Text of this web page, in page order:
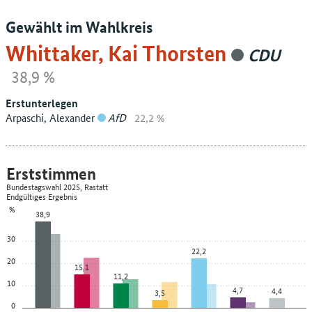
Gewählt im Wahlkreis
Whittaker, Kai Thorsten
CDU
38,9 %
Erstunterlegen
Arpaschi, Alexander AfD 22,2 %
0
10
20
30
% 38,9
15,1
11,2
3,5
22,2
4,7 4,4
Erststimmen
Bundestagswahl 2025, Rastatt
Endgültiges Ergebnis